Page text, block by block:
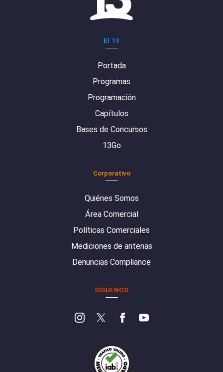
El 13
Portada
Programas
Programación
Capítulos
Bases de Concursos
13Go
Corporativo
Quiénes Somos
Área Comercial
Políticas Comerciales
Mediciones de antenas
Denuncias Compliance
SÍGUENOS